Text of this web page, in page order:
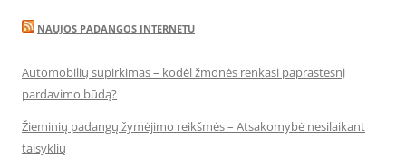
NAUJOS PADANGOS INTERNETU
Automobilių supirkimas – kodėl žmonės renkasi paprastesnį
pardavimo būdą?
Žieminių padangų žymėjimo reikšmės – Atsakomybė nesilaikant
taisyklių